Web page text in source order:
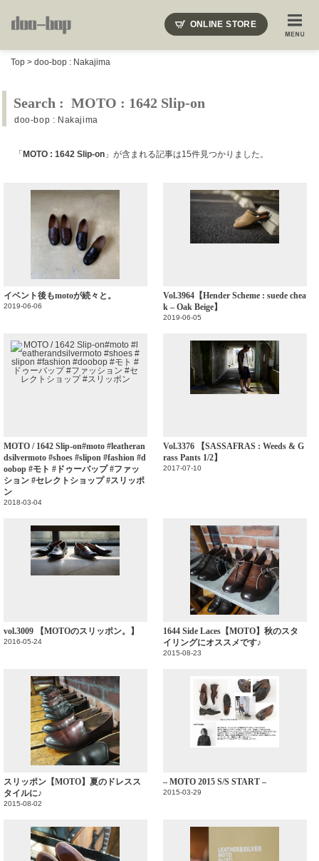
ONLINE STORE
Top > doo-bop : Nakajima
Search : MOTO : 1642 Slip-on
doo-bop : Nakajima
「 MOTO : 1642 Slip-on 」が含まれる記事は15件見つかりました。
イベント後もmotoが続々と。
2019-06-06
Vol.3964【Hender Scheme : suede chea
k – Oak Beige】
2019-06-05
MOTO / 1642 Slip-on#moto #leatheran
dsilvermoto #shoes #slipon #fashion #d
oobop #モト #ドゥーバップ #ファッ
ション #セレクトショップ #スリッポ
ン
2018-03-04
Vol.3376 【SASSAFRAS : Weeds & G
rass Pants 1/2】
2017-07-10
vol.3009 【MOTOのスリッポン。】
2016-05-24
1644 Side Laces【MOTO】秋のスタ
イリングにオススメです♪
2015-08-23
スリッポン【MOTO】夏のドレスス
タイルに♪
2015-08-02
– MOTO 2015 S/S START –
2015-03-29